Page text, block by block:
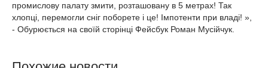
промислову палату змити, розташовану в 5 метрах! Так
хлопці, перемогли сніг поборете і це! Імпотенти при владі! »,
- Обурюється на своїй сторінці Фейсбук Роман Мусійчук.